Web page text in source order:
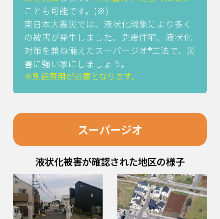
ことも可能です。(※)
東日本大震災では、液状化現象により多く
の被害が発生しました。 免震住宅、液状化
対策を兼ね備えたスーパージオ®工法で、災
害に強い家にしましょう。
※別途費用が必要となります。
スーパージオ
液状化被害が確認された地区の様子